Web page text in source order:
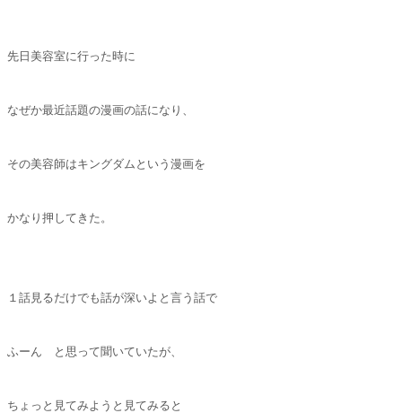
先日美容室に行った時に
なぜか最近話題の漫画の話になり、
その美容師はキングダムという漫画を
かなり押してきた。
１話見るだけでも話が深いよと言う話で
ふーん と思って聞いていたが、
ちょっと見てみようと見てみると